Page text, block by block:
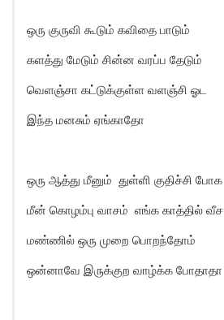
ஒரு குருவி கூடும் கவிதை பாடும்
களத்து மேடும் சின்ன வரப்ப தேடும்
வெளஞ்சா கட்டுக்குள்ள வளஞ்சி ஓட
இந்த மனசும் ஏங்காதோ
ஒரு ஆத்து மீனும் துள்ளி குதிச்சி போக
மீன் கொழம்பு வாசம் எங்க காத்தில் வீச
மண்ணில் ஒரு முறை பொறந்தோம்
ஒன்னாவே இருக்குற வாழ்க்க போதாதா